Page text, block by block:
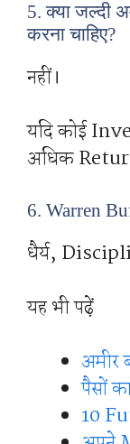
5. क्या जल्दी
करना चाहिए?
नहीं।
यदि कोई
अधिक Return
6. Warren
धैर्य,
यह भी पढ़ें
अमीर
पैसों
10